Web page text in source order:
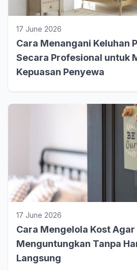
17 June 2026
Cara Menangani Keluhan
Secara Profesional untuk
Kepuasan Penyewa
17 June 2026
Cara Mengelola Kost
Menguntungkan Tanpa
Langsung